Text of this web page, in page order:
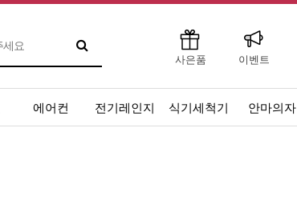
사은품 이벤트
에어컨 전기레인지 식기세척기 안마의자